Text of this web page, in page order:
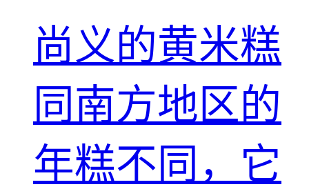
尚义的黄米糕
同南方地区的
年糕不同，它